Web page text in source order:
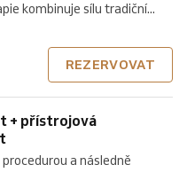
kombinuje sílu tradiční...
REZERVOVAT
+ přístrojová
a následně